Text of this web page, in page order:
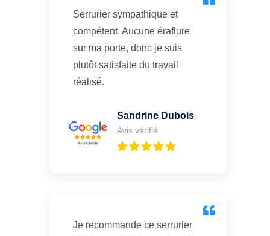
Serrurier sympathique et
compétent. Aucune éraflure
sur ma porte, donc je suis
plutôt satisfaite du travail
réalisé.
Sandrine Dubois
Avis vérifié
Je recommande ce serrurier